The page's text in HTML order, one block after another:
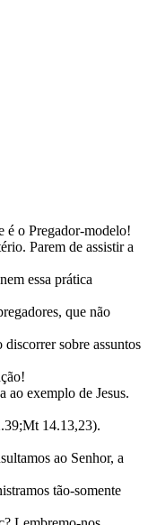
é o Pregador-modelo!
Parem de assistir a
essa prática
que não
sobre assuntos
ao exemplo de Jesus.
14.13,23).
ao Senhor, a
tão-somente